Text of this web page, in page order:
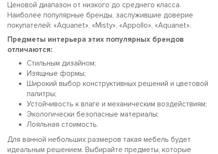
Ценовой диапазон от низкого до среднего класса.
Наиболее популярные бренды, заслужившие доверие
покупателей: «Aquanet», «Misty», «Appollo», «Aquanet».
Предметы интерьера этих популярных брендов
отличаются:
Стильным дизайном;
Изящные формы;
Широкий выбор конструктивных решений и цветовой
палитры;
Устойчивость к влаге и механическим воздействиям;
Экологически безопасные материалы;
Лояльная стоимость.
Для ванной небольших размеров такая мебель будет
идеальным решением. Выбирайте предметы, которые